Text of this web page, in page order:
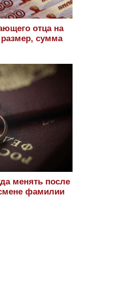
отца на
сумма
менять после
фамилии